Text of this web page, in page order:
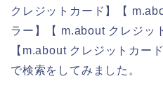
クレジットカード】【
ラー】【 m.about クレジッ
【m.about クレジットカ
で検索をしてみました。